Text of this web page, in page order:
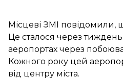
Місцеві ЗМІ повідомили,
Це сталося через
аеропортах через
Кожного року цей
від центру міста.